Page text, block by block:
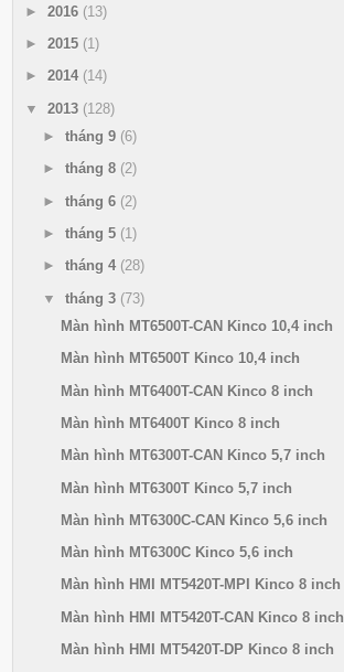
► 2016 (13)
► 2015 (1)
► 2014 (14)
▼ 2013 (128)
► tháng 9 (6)
► tháng 8 (2)
► tháng 6 (2)
► tháng 5 (1)
► tháng 4 (28)
▼ tháng 3 (73)
Màn hình MT6500T-CAN Kinco 10,4 inch
Màn hình MT6500T Kinco 10,4 inch
Màn hình MT6400T-CAN Kinco 8 inch
Màn hình MT6400T Kinco 8 inch
Màn hình MT6300T-CAN Kinco 5,7 inch
Màn hình MT6300T Kinco 5,7 inch
Màn hình MT6300C-CAN Kinco 5,6 inch
Màn hình MT6300C Kinco 5,6 inch
Màn hình HMI MT5420T-MPI Kinco 8 inch
Màn hình HMI MT5420T-CAN Kinco 8 inch
Màn hình HMI MT5420T-DP Kinco 8 inch